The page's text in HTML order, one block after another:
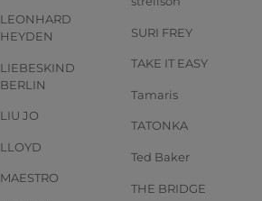
LEONHARD
HEYDEN
LIEBESKIND
BERLIN
LIU JO
LLOYD
MAESTRO
SURI FREY
TAKE IT EASY
Tamaris
TATONKA
Ted Baker
THE BRIDGE